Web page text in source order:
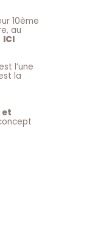
10ème
au
ICI
l’une
la
et